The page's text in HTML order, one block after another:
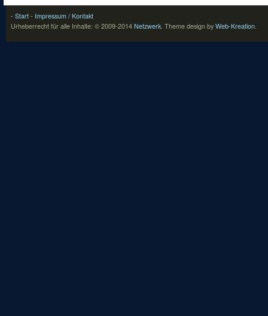
- Start - Impressum / Kontakt
Urheberrecht für alle Inhalte: © 2009-2014 Netzwerk. Theme design by Web-Kreation.